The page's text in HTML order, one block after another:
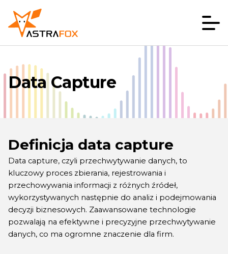
Data Capture
Definicja data capture
Data capture, czyli przechwytywanie danych, to
kluczowy proces zbierania, rejestrowania i
przechowywania informacji z różnych źródeł,
wykorzystywanych następnie do analiz i podejmowania
decyzji biznesowych. Zaawansowane technologie
pozwalają na efektywne i precyzyjne przechwytywanie
danych, co ma ogromne znaczenie dla firm.